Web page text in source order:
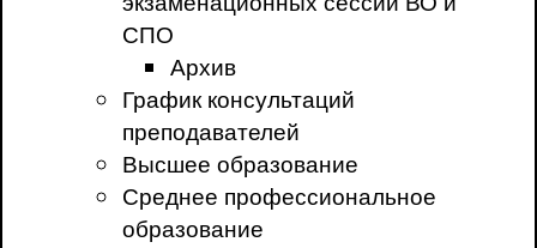
СПО
Архив
График консультаций
преподавателей
Высшее образование
Среднее профессиональное
образование